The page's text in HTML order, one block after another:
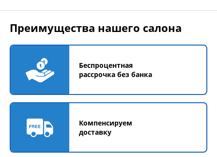
Преимущества нашего салона
Беспроцентная
рассрочка без банка
Компенсируем
доставку